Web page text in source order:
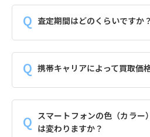
査定期間はどのくらいですか？
携帯キャリアによって買取価
スマートフォンの色（カラー
は変わりますか？